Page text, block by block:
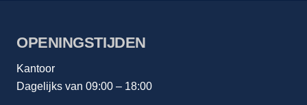
OPENINGSTIJDEN
Kantoor
Dagelijks van 09:00 – 18:00